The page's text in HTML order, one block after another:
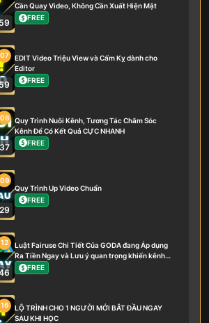
Cần Quay Video, Không Cần Xuất Hiện Mặt
FREE
07
EDIT Video Triệu View và Cấm Kỵ dành cho
Editor
FREE
08
Quy Trình Nuôi Kênh, Tương Tác Chăm Sóc
Kênh Để Có Kết Quả CỰC NHANH
FREE
09
Quy Trình Up Video Chuẩn
FREE
12
Luật Fairuse Chi Tiết Của GODA đang Áp dụng
Ra Tiền Ngay và Lưu ý quan trọng khiến kênh
bạn Phát triển hay không
FREE
16
LỘ TRÌNH CHO 1 NGƯỜI MỚI BẮT ĐẦU NGAY
SAU KHI HỌC